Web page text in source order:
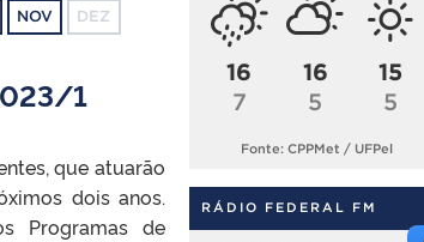
NOV DEZ
1
que atuarão
dois anos.
Programas de
16
7
16
5
15
5
Fonte: CPPMet / UFPel
RÁDIO FEDERAL FM